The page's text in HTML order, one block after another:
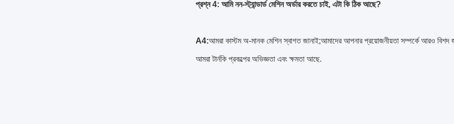
প্রশ্ন 4: আমি নন-স্ট্যান্ডার্ড মেশিন অর্ডার করতে চাই, এটা কি ঠিক আছে?
A4:আমরা কাস্টম অ-মানক মেশিন স্বাগত জানাই;আমাদের আপনার প্রয়োজনীয়তা সম্পর্কে আরও বিশদ
আমরা টার্নকি প্রকল্পের অভিজ্ঞতা এবং ক্ষমতা আছে.